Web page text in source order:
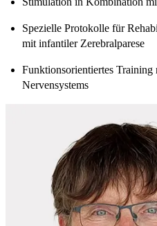
Spezielle Protokolle für
mit infantiler Zerebralparese
Funktionsorientiertes Training
Nervensystems